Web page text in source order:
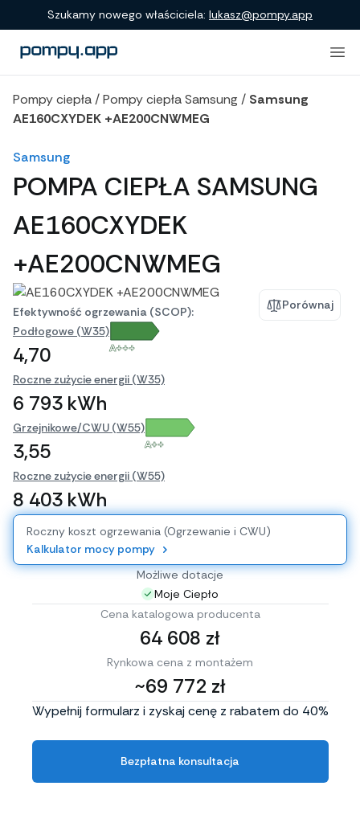
Porównanie produktów
Szukamy nowego właściciela: lukasz@pompy.app
Pompy ciepła /Pompy ciepła Samsung / Samsung
AE160CXYDEK +AE200CNWMEG
Samsung
POMPA CIEPŁA SAMSUNG
AE160CXYDEK
+AE200CNWMEG
Porównaj
Efektywność ogrzewania (SCOP):
Podłogowe (W35)
4,70 A+++
Roczne zużycie energii (W35)
6 793 kWh
Grzejnikowe/CWU (W55)
3,55 A++
Roczne zużycie energii (W55)
8 403 kWh
Roczny koszt ogrzewania (Ogrzewanie i CWU)
Kalkulator mocy pompy
Możliwe dotacje
Moje Ciepło
Cena katalogowa producenta
64 608 zł
Rynkowa cena z montażem
~69 772 zł
Wypełnij formularz i zyskaj cenę z rabatem do 40%
Bezpłatna konsultacja